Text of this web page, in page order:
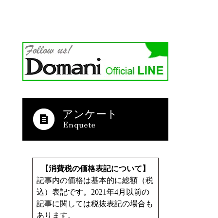
アンケート
【消費税の価格表記について】
記事内の価格は基本的に総額（税
込）表記です。2021年4月以前の
記事に関しては税抜表記の場合も
あります。